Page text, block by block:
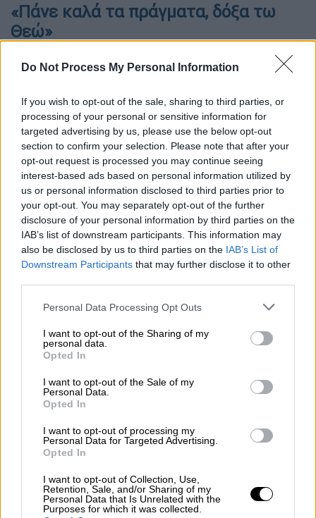
Do Not Process My Personal Information
If you wish to opt-out of the sale, sharing to third parties, or
processing of your personal or sensitive information for
targeted advertising by us, please use the below opt-out
section to confirm your selection. Please note that after your
opt-out request is processed you may continue seeing
interest-based ads based on personal information utilized by
us or personal information disclosed to third parties prior to
your opt-out. You may separately opt-out of the further
disclosure of your personal information by third parties on the
IAB’s list of downstream participants. This information may
also be disclosed by us to third parties on the IAB’s List of
Downstream Participants that may further disclose it to other
Please note that this website/app uses one or more Google
not limited to your visit or usage behaviour. You may click to
grant or deny consent to Google and its third-party tags to
use your data for below specified purposes in below Google
consent section.
Personal Data Processing Opt Outs
I want to opt-out of the Sharing of my
personal data.
Opted In
I want to opt-out of the Sale of my
Personal Data.
Opted In
I want to opt-out of processing my
Personal Data for Targeted Advertising.
Opted In
I want to opt-out of Collection, Use,
Retention, Sale, and/or Sharing of my
Personal Data that Is Unrelated with the
Purposes for which it was collected.
«Πάνε καλά τα πράγματα, δόξα τω
Θεώ»
Ο πρώην παίκτης του ριάλιτι επιβίωσης
λογαριασμό στο Instagram,εμφανώς
συγκινημένος αλλά και χαμογελαστός,
θέλοντας να ευχαριστήσει όλους όσοι
στάθηκαν στο πλευρό του τις τελευταίες
ημέρες.
Επιτέλους ήρθε η ώρα να κάνω αυτό το
βίντεο. Αυτό γίνεται για να σας
ευχαριστήσω όλους σας γιατί πραγματικά
αυτό που γίνεται είναι απίστευτο», ανέφερε
χαρακτηριστικά, περιγράφοντας την
ανθρώπους στην Ελλάδα και το εξωτερικό.
Όπως είπε,τα αμέτρητα μηνύματα αγάπης
και συμπαράστασης
τηλεφωνήματα προς τον ίδιο και την
οικογένειά του, του έδωσαν δύναμη να
αντιμετωπίσει τη δύσκολη αυτή δοκιμασία
με αισιοδοξία και χαμόγελο.